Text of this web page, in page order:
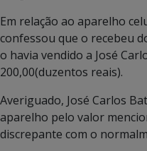
Em relação ao aparelho
confessou que o recebeu
o havia vendido a José
200,00(duzentos reais).
Averiguado, José Carlos
aparelho pelo valor
discrepante com o